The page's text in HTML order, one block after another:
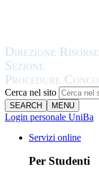
Cerca nel sito
SEARCH MENU
Login personale UniBa
Servizi online
Per Studenti